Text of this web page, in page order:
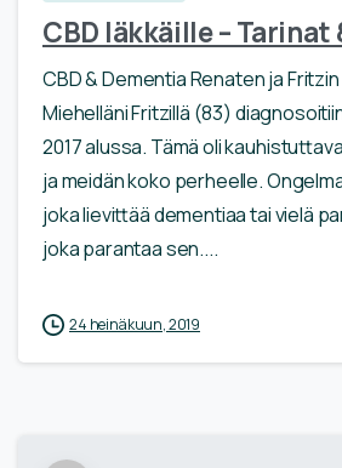
CBD Iäkkäille –
CBD & Dementia Renaten ja
Miehelläni Fritzillä (83)
2017 alussa. Tämä oli
ja meidän koko perheelle.
joka lievittää dementiaa tai vielä
joka parantaa sen....
24 heinäkuun, 2019